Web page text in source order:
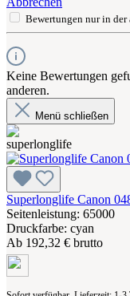
Bewertungen nur in der
Keine Bewertungen
anderen.
Menü schließen
Superlonglife Canon
Seitenleistung: 65000
Druckfarbe: cyan
Ab 192,32 € brutto